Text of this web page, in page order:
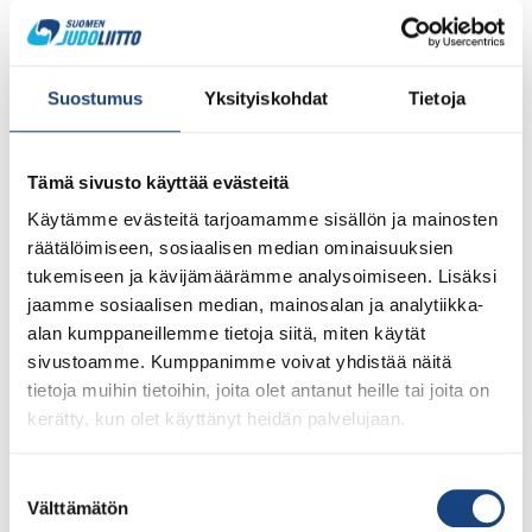
Suostumus Yksityiskohdat Tietoja
Tämä sivusto käyttää evästeitä
Käytämme evästeitä tarjoamamme sisällön ja mainosten
räätälöimiseen, sosiaalisen median ominaisuuksien
tukemiseen ja kävijämäärämme analysoimiseen. Lisäksi
jaamme sosiaalisen median, mainosalan ja analytiikka-
alan kumppaneillemme tietoja siitä, miten käytät
sivustoamme. Kumppanimme voivat yhdistää näitä
tietoja muihin tietoihin, joita olet antanut heille tai joita on
kerätty, kun olet käyttänyt heidän palvelujaan.
valinta
Välttämätön
1.8.2026
Pentti Vauhkoselle harvinainen
huomionosoitus